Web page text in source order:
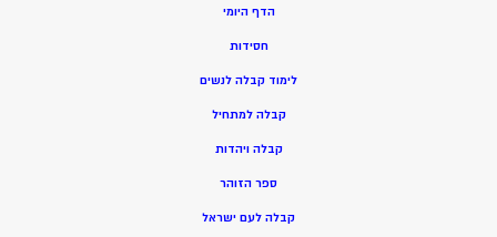
הדף היומי
חסידות
לימוד קבלה לנשים
קבלה למתחיל
קבלה ויהדות
ספר הזוהר
קבלה לעם ישראל